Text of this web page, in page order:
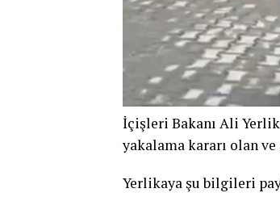
İçişleri Bakanı Ali
yakalama kararı olan
Yerlikaya şu bilgileri